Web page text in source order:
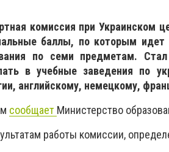
комиссия при Украинском
баллы, по которым идет
по семи предметам.
в учебные заведения по
английскому, немецкому,
сообщает Министерство
работы комиссии,